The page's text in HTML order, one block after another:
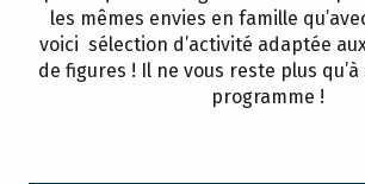
les mêmes envies en famille
voici sélection d’activité adaptée
de figures ! Il ne vous reste plus
programme !